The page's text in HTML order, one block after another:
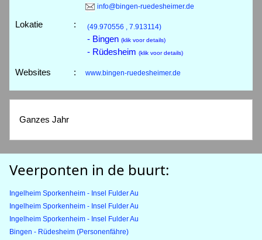
info@bingen-ruedesheimer.de
Lokatie : (49.970556 , 7.913114)
- Bingen (klik voor details)
- Rüdesheim (klik voor details)
Websites : www.bingen-ruedesheimer.de
Ganzes Jahr
Veerponten in de buurt:
Ingelheim Sporkenheim - Insel Fulder Au
Ingelheim Sporkenheim - Insel Fulder Au
Ingelheim Sporkenheim - Insel Fulder Au
Bingen - Rüdesheim (Personenfähre)